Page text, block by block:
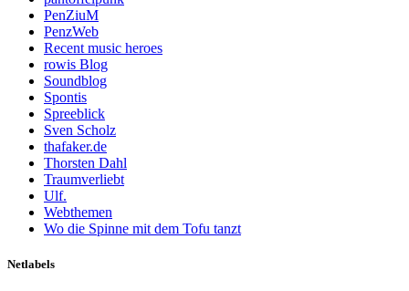
PenZiuM
PenzWeb
Recent music heroes
rowis Blog
Soundblog
Spontis
Spreeblick
Sven Scholz
thafaker.de
Thorsten Dahl
Traumverliebt
Ulf.
Webthemen
Wo die Spinne mit dem Tofu tanzt
Netlabels